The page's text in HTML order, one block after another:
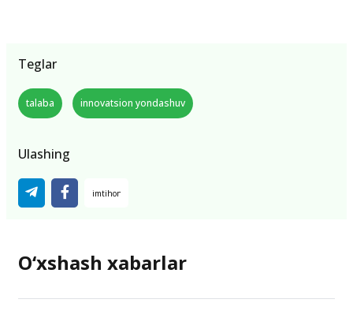
Teglar
talaba innovatsion yondashuv
Ulashing
O‘xshash xabarlar